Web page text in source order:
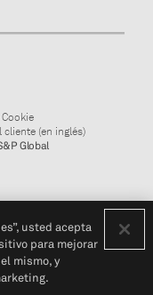
(en inglés)
Global
usted acepta
para mejorar
mismo, y